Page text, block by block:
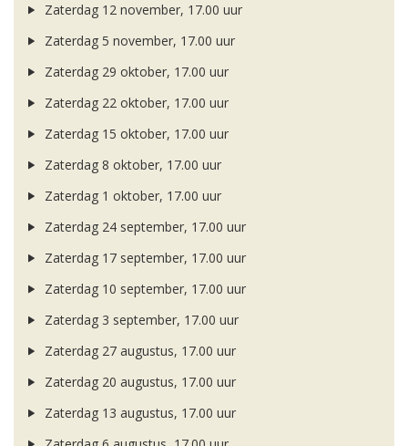
Zaterdag 12 november, 17.00 uur
Zaterdag 5 november, 17.00 uur
Zaterdag 29 oktober, 17.00 uur
Zaterdag 22 oktober, 17.00 uur
Zaterdag 15 oktober, 17.00 uur
Zaterdag 8 oktober, 17.00 uur
Zaterdag 1 oktober, 17.00 uur
Zaterdag 24 september, 17.00 uur
Zaterdag 17 september, 17.00 uur
Zaterdag 10 september, 17.00 uur
Zaterdag 3 september, 17.00 uur
Zaterdag 27 augustus, 17.00 uur
Zaterdag 20 augustus, 17.00 uur
Zaterdag 13 augustus, 17.00 uur